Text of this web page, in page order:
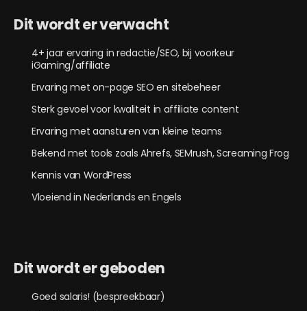
Dit wordt er verwacht
4+ jaar ervaring in redactie/SEO, bij voorkeur
iGaming/affiliate
Ervaring met on-page SEO en sitebeheer
Sterk gevoel voor kwaliteit in affiliate content
Ervaring met aansturen van kleine teams
Bekend met tools zoals Ahrefs, SEMrush, Screaming Frog
Kennis van WordPress
Vloeiend in Nederlands en Engels
Dit wordt er geboden
Goed salaris! (bespreekbaar)